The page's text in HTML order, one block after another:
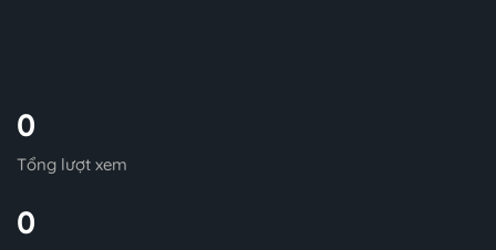
0
Tổng lượt xem
0